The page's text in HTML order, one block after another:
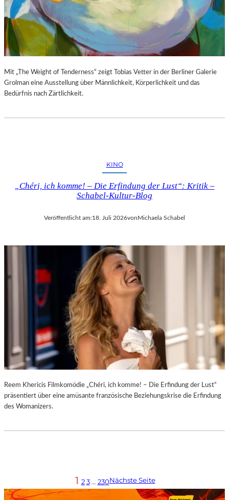
Mit „The Weight of Tenderness“ zeigt Tobias Vetter in der Berliner Galerie
Grolman eine Ausstellung über Männlichkeit, Körperlichkeit und das
Bedürfnis nach Zärtlichkeit.
KINO
„Chéri, ich komme! – Die Erfindung der Lust“: Kritik –
Schabel-Kultur-Blog
Veröffentlicht am:18. Juli 2026vonMichaela Schabel
Reem Khericis Filmkomödie „Chéri, ich komme! – Die Erfindung der Lust“
präsentiert über eine amüsante französische Beziehungskrise die Erfindung
des Womanizers.
1 2 3 … 230Nächste Seite